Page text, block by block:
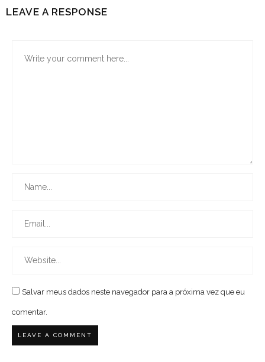
LEAVE A RESPONSE
Salvar meus dados neste navegador para a próxima vez que eu
comentar.